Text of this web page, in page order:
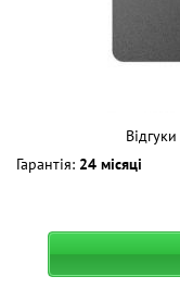
Відгуки
Гарантія: 24 місяці